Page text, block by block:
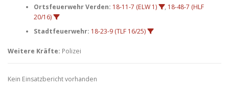
Ortsfeuerwehr Verden: 18-11-7 (ELW 1) , 18-48-7 (HLF
20/16)
Stadtfeuerwehr: 18-23-9 (TLF 16/25)
Weitere Kräfte: Polizei
Kein Einsatzbericht vorhanden